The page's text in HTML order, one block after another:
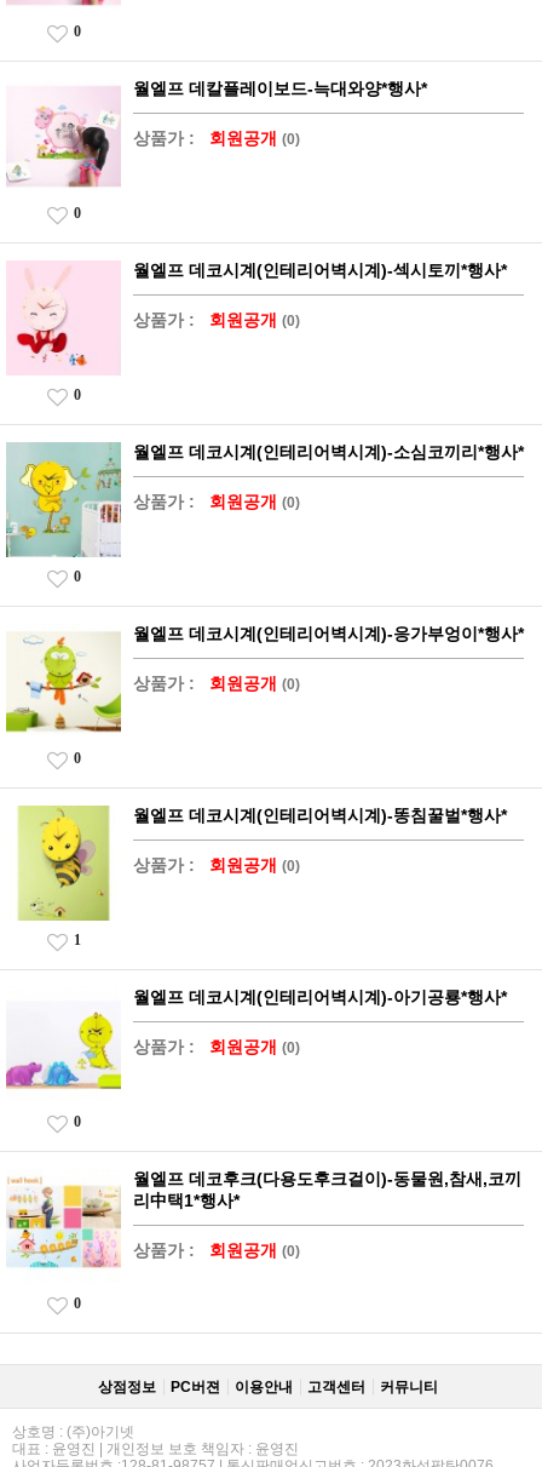
0
월엘프 데칼플레이보드-늑대와양*행사*
상품가 : 회원공개 (0)
0
월엘프 데코시계(인테리어벽시계)-섹시토끼*행사*
상품가 : 회원공개 (0)
0
월엘프 데코시계(인테리어벽시계)-소심코끼리*행사*
상품가 : 회원공개 (0)
0
월엘프 데코시계(인테리어벽시계)-응가부엉이*행사*
상품가 : 회원공개 (0)
0
월엘프 데코시계(인테리어벽시계)-똥침꿀벌*행사*
상품가 : 회원공개 (0)
1
월엘프 데코시계(인테리어벽시계)-아기공룡*행사*
상품가 : 회원공개 (0)
0
월엘프 데코후크(다용도후크걸이)-동물원,참새,코끼
리中택1*행사*
상품가 : 회원공개 (0)
0
상점정보 PC버젼 이용안내 고객센터 커뮤니티
상호명 : (주)아기넷
대표 : 윤영진 | 개인정보 보호 책임자 : 윤영진